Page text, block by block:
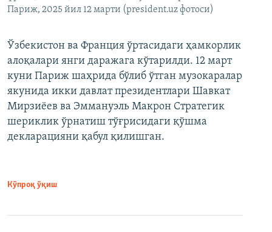
Париж, 2025 йил 12 марти (president.uz фотоси)
Ўзбекистон ва Франция ўртасидаги ҳамкорлик
алоқалари янги даражага кўтарилди. 12 март
куни Париж шаҳрида бўлиб ўтган музокаралар
якунида икки давлат президентлари Шавкат
Мирзиёев ва Эммануэль Макрон Стратегик
шериклик ўрнатиш тўғрисидаги қўшма
декларацияни қабул қилишган.
Кўпроқ ўқиш